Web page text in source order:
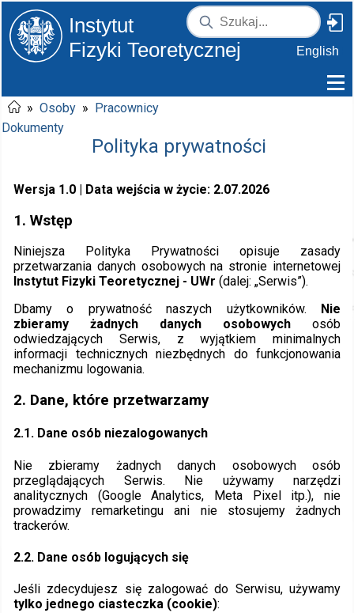
Instytut
Fizyki Teoretycznej
English
» Osoby » Pracownicy
Dokumenty
Polityka prywatności
Wersja 1.0 | Data wejścia w życie: 2.07.2026
1. Wstęp
Niniejsza Polityka Prywatności opisuje zasady
przetwarzania danych osobowych na stronie internetowej
Instytut Fizyki Teoretycznej - UWr (dalej: „Serwis”).
Dbamy o prywatność naszych użytkowników.
Nie
zbieramy żadnych danych osobowych osób
odwiedzających Serwis, z wyjątkiem minimalnych
informacji technicznych niezbędnych do funkcjonowania
mechanizmu logowania.
2. Dane, które przetwarzamy
2.1. Dane osób niezalogowanych
Nie zbieramy żadnych danych osobowych osób
przeglądających Serwis. Nie używamy narzędzi
analitycznych (Google Analytics, Meta Pixel itp.), nie
prowadzimy remarketingu ani nie stosujemy żadnych
trackerów.
2.2. Dane osób logujących się
Jeśli zdecydujesz się zalogować do Serwisu, używamy
tylko jednego ciasteczka (cookie):